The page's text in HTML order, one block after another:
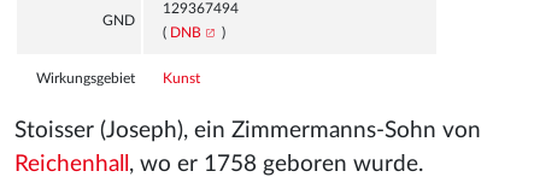
GND
129367494
( DNB )
Wirkungsgebiet Kunst
Stoisser (Joseph), ein Zimmermanns-Sohn von
Reichenhall , wo er 1758 geboren wurde.